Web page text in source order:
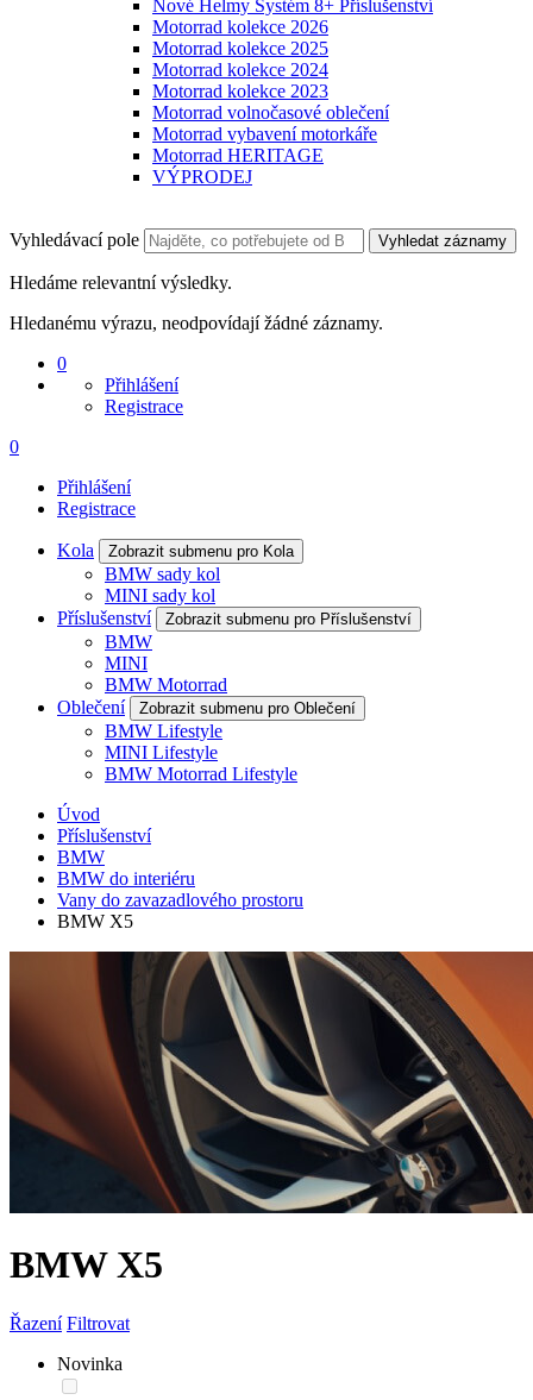
Nové Helmy Systém 8+ Příslušenství
Motorrad kolekce 2026
Motorrad kolekce 2025
Motorrad kolekce 2024
Motorrad kolekce 2023
Motorrad volnočasové oblečení
Motorrad vybavení motorkáře
Motorrad HERITAGE
VÝPRODEJ
Vyhledávací pole Vyhledat záznamy
Hledáme relevantní výsledky.
Hledanému výrazu, neodpovídají žádné záznamy.
0
Přihlášení
Registrace
0
Přihlášení
Registrace
Kola Zobrazit submenu pro Kola
BMW sady kol
MINI sady kol
Příslušenství
Zobrazit submenu pro Příslušenství
BMW
MINI
BMW Motorrad
Oblečení
Zobrazit submenu pro Oblečení
BMW Lifestyle
MINI Lifestyle
BMW Motorrad Lifestyle
Úvod
Příslušenství
BMW
BMW do interiéru
Vany do zavazadlového prostoru
BMW X5
BMW X5
Řazení Filtrovat
Novinka